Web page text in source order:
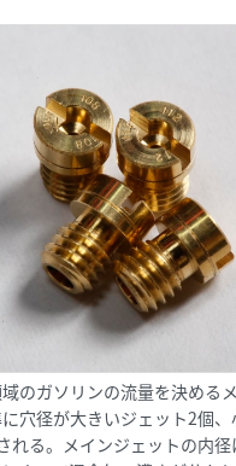
のガソリンの流量を決める
穴径が大きいジェット2個
れる。メインジェットの内